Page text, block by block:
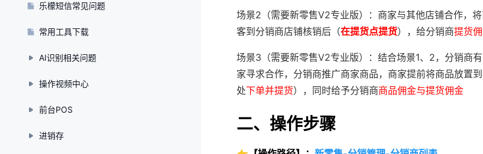
乐檬短信常见问题
常用工具下载
AI识别相关问题
操作视频中心
前台POS
进销存
场景2（需要新零售V2专业版）：商家与其他店铺合作，
客到分销商店铺核销后（在提货点提货），给分销商提货
场景3（需要新零售V2专业版）：结合场景1、2，分销商
家寻求合作，分销商推广商家商品，商家提前将商品放置
处下单并提货），同时给予分销商商品佣金与提货佣金
二、操作步骤